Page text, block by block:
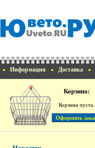
Информация Доставка
Корзина:
Корзина пуста.